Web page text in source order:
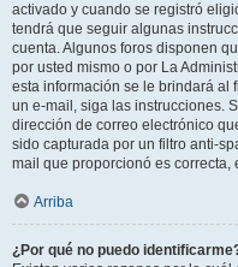
activado y cuando se registró
tendrá que seguir algunas
cuenta. Algunos foros disponen
por usted mismo o por La
esta información se le brindará al
un e-mail, siga las instrucciones.
dirección de correo electrónico
sido capturada por un filtro anti-
mail que proporcionó es correcta,
Arriba
¿Por qué no puedo